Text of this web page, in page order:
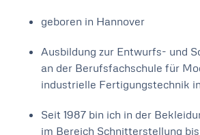
geboren in Hannover
Ausbildung zur Entwurfs- und
an der Berufsfachschule für
industrielle Fertigungstechnik
Seit 1987 bin ich in der
im Bereich Schnitterstellung